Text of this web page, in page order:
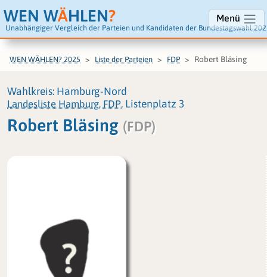
WEN WÄHLEN?
Unabhängiger Vergleich der Parteien und Kandidaten der Bundestagswahl
Menü
WEN WÄHLEN? 2025 Liste der Parteien FDP Robert Bläsing
Wahlkreis: Hamburg-Nord
Landesliste Hamburg, FDP, Listenplatz 3
Robert Bläsing (FDP)